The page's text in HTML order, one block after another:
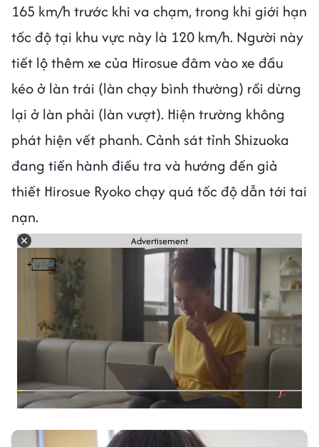
165 km/h trước khi va chạm, trong khi giới hạn
tốc độ tại khu vực này là 120 km/h. Người này
tiết lộ thêm xe của Hirosue đâm vào xe đầu
kéo ở làn trái (làn chạy bình thường) rồi dừng
lại ở làn phải (làn vượt). Hiện trường không
phát hiện vết phanh. Cảnh sát tỉnh Shizuoka
đang tiến hành điều tra và hướng đến giả
thiết Hirosue Ryoko chạy quá tốc độ dẫn tới tai
nạn.
Advertisement